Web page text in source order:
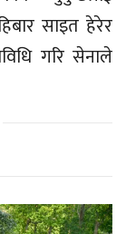
साइत हेरेर
गरि सेनाले